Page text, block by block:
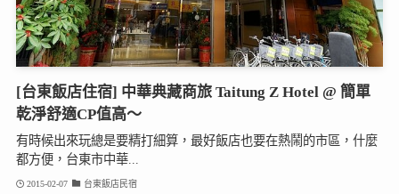
[台東飯店住宿] 中華典藏商旅 Taitung Z Hotel @ 簡單
乾淨舒適CP值高～
有時候出來玩總是要精打細算，最好飯店也要在熱鬧的市區，什麼
都方便，台東市中華...
2015-02-07 台東飯店民宿